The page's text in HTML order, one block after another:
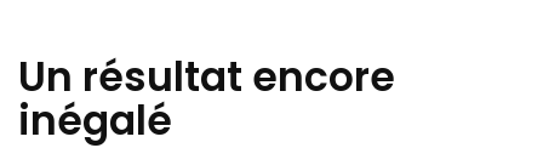
Un résultat encore
inégalé